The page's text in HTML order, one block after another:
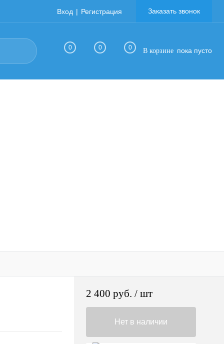
Вход Регистрация Заказать звонок
0 0 0 В корзине пока пусто
2 400 руб. / шт
Нет в наличии